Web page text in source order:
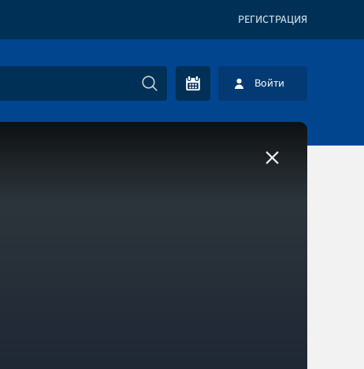
РЕГИСТРАЦИЯ
Войти